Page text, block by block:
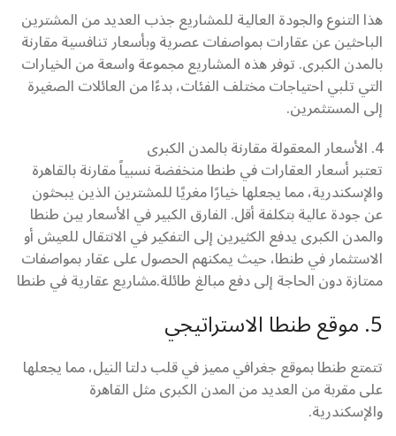
هذا التنوع والجودة العالية للمشاريع جذب العديد من المشترين
الباحثين عن عقارات بمواصفات عصرية وبأسعار تنافسية مقارنة
بالمدن الكبرى. توفر هذه المشاريع مجموعة واسعة من الخيارات
التي تلبي احتياجات مختلف الفئات، بدءًا من العائلات الصغيرة
إلى المستثمرين.
4. الأسعار المعقولة مقارنة بالمدن الكبرى
تعتبر أسعار العقارات في طنطا منخفضة نسبياً مقارنة بالقاهرة
والإسكندرية، مما يجعلها خيارًا مغريًا للمشترين الذين يبحثون
عن جودة عالية بتكلفة أقل. الفارق الكبير في الأسعار بين طنطا
والمدن الكبرى يدفع الكثيرين إلى التفكير في الانتقال للعيش أو
الاستثمار في طنطا، حيث يمكنهم الحصول على عقار بمواصفات
ممتازة دون الحاجة إلى دفع مبالغ طائلة.مشاريع عقارية في طنطا
5. موقع طنطا الاستراتيجي
تتمتع طنطا بموقع جغرافي مميز في قلب دلتا النيل، مما يجعلها
على مقربة من العديد من المدن الكبرى مثل القاهرة
والإسكندرية.